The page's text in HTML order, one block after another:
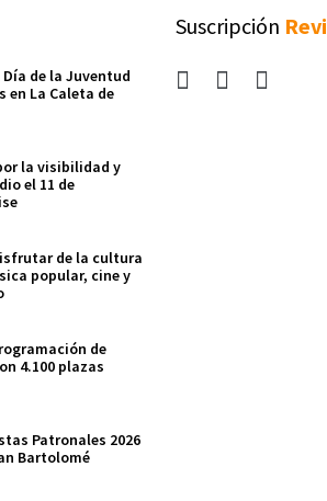
de la Juventud
en La Caleta de
la visibilidad y
el 11 de
de la cultura
popular, cine y
de
4.100 plazas
Patronales 2026
Bartolomé
Suscripción